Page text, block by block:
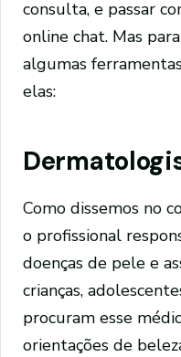
consulta, e passar
online chat. Mas
algumas
elas:
Como dissemos no
o profissional
doenças de pele e
crianças,
procuram esse
orientações de